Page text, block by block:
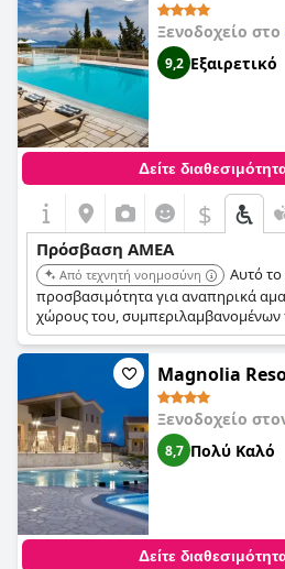
Ξενοδοχείο στο
9,2 Εξαιρετικό
Δείτε
$
Πρόσβαση ΑΜΕΑ
Από τεχνητή νοημοσύνη
Αυτό το
προσβασιμότητα για αναπηρικά
χώρους του,
με ντους προσβάσιμα με αναπηρικό
χώρο στάθμευσης για άτομα με
Magnolia
Ξενοδοχείο
8,7 Πολύ Καλό
Δείτε